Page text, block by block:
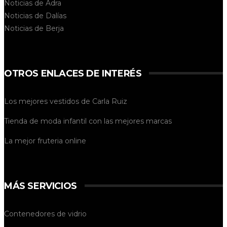
Noticias de Adra
Noticias de Dalías
Noticias de Berja
OTROS ENLACES DE INTERÉS
Los mejores vestidos de Carla Ruiz
Tienda de moda infantil con las mejores marcas
La mejor fruteria online
MÁS SERVICIOS
Contenedores de vidrio